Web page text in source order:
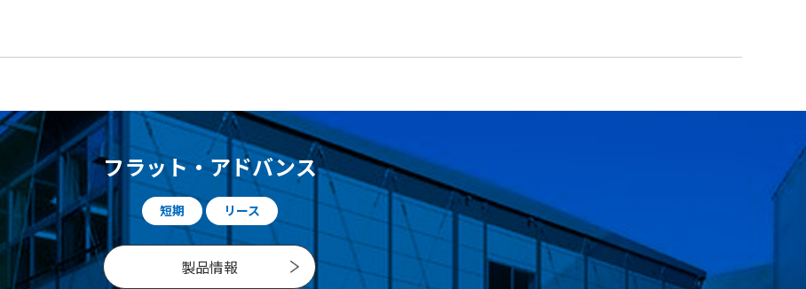
フラット・アドバンス
短期 リース
製品情報